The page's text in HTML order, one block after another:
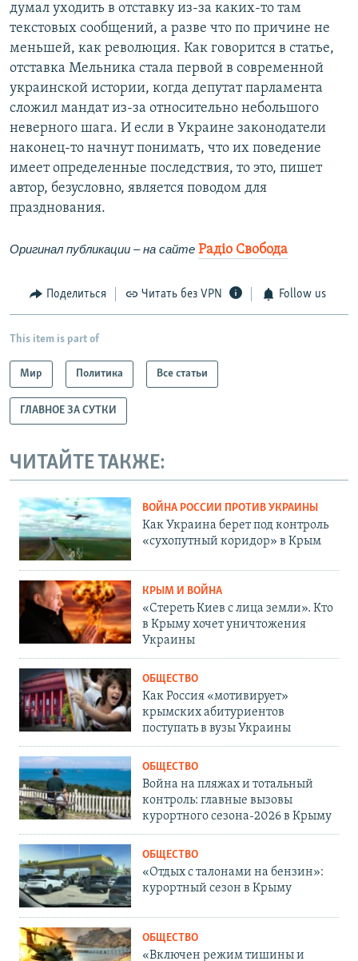
думал уходить в отставку из-за каких-то там
текстовых сообщений, а разве что по причине не
меньшей, как революция. Как говорится в статье,
отставка Мельника стала первой в современной
украинской истории, когда депутат парламента
сложил мандат из-за относительно небольшого
неверного шага. И если в Украине законодатели
наконец-то начнут понимать, что их поведение
имеет определенные последствия, то это, пишет
автор, безусловно, является поводом для
празднования.
Оригинал публикации – на сайте Радіо Свобода
Поделиться Читать без VPN Follow us
This item is part of
Мир Политика Все статьи
ГЛАВНОЕ ЗА СУТКИ
ЧИТАЙТЕ ТАКЖЕ:
ВОЙНА РОССИИ ПРОТИВ УКРАИНЫ
Как Украина берет под контроль
«сухопутный коридор» в Крым
КРЫМ И ВОЙНА
«Стереть Киев с лица земли». Кто
в Крыму хочет уничтожения
Украины
ОБЩЕСТВО
Как Россия «мотивирует»
крымских абитуриентов
поступать в вузы Украины
ОБЩЕСТВО
Война на пляжах и тотальный
контроль: главные вызовы
курортного сезона-2026 в Крыму
ОБЩЕСТВО
«Отдых с талонами на бензин»:
курортный сезон в Крыму
ОБЩЕСТВО
«Включен режим тишины и